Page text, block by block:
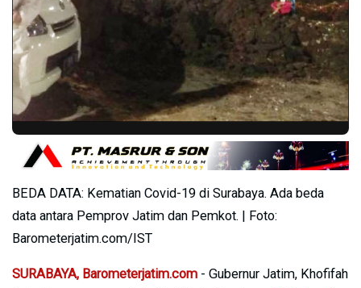
BEDA DATA: Kematian Covid-19 di Surabaya. Ada beda
data antara Pemprov Jatim dan Pemkot. | Foto:
Barometerjatim.com/IST
SURABAYA, Barometerjatim.com - Gubernur Jatim, Khofifah